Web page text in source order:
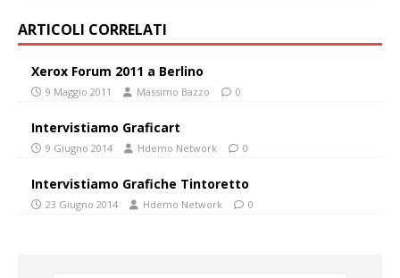
ARTICOLI CORRELATI
Xerox Forum 2011 a Berlino
9 Maggio 2011 Massimo Bazzo 0
Intervistiamo Graficart
9 Giugno 2014 Hdemo Network 0
Intervistiamo Grafiche Tintoretto
23 Giugno 2014 Hdemo Network 0